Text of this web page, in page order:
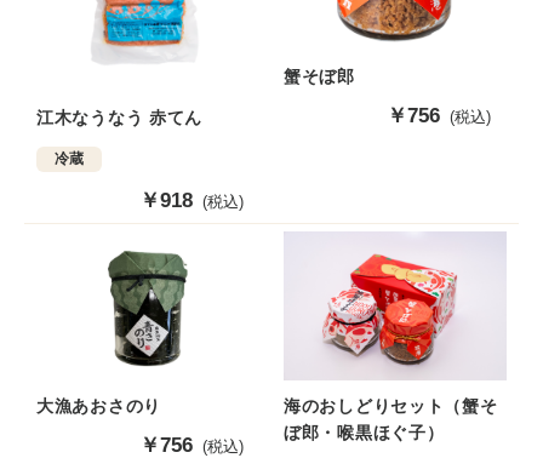
江木なうなう 赤てん
冷蔵
販
売
格
￥918 (税込)
蟹そぼ郎
販
￥756 (税込)
大漁あおさのり
販
￥756 (税込)
海のおしどりセット（蟹そ
ぼ郎・喉黒ほぐ子）